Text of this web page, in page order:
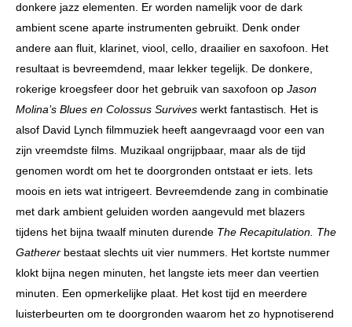
donkere jazz elementen. Er worden namelijk voor de dark
ambient scene aparte instrumenten gebruikt. Denk onder
andere aan fluit, klarinet, viool, cello, draailier en saxofoon. Het
resultaat is bevreemdend, maar lekker tegelijk. De donkere,
rokerige kroegsfeer door het gebruik van saxofoon op Jason
Molina’s Blues en Colossus Survives werkt fantastisch
Het is
alsof David Lynch filmmuziek heeft aangevraagd voor een van
zijn vreemdste films. Muzikaal ongrijpbaar, maar als de tijd
genomen wordt om het te doorgronden ontstaat er iets. Iets
moois en iets wat intrigeert. Bevreemdende zang in combinatie
met dark ambient geluiden worden aangevuld met blazers
tijdens het bijna twaalf minuten durende The Recapitulation. The
Gatherer bestaat slechts uit vier nummers. Het kortste nummer
klokt bijna negen minuten, het langste iets meer dan veertien
minuten. Een opmerkelijke plaat. Het kost tijd en meerdere
luisterbeurten om te doorgronden waarom het zo hypnotiserend